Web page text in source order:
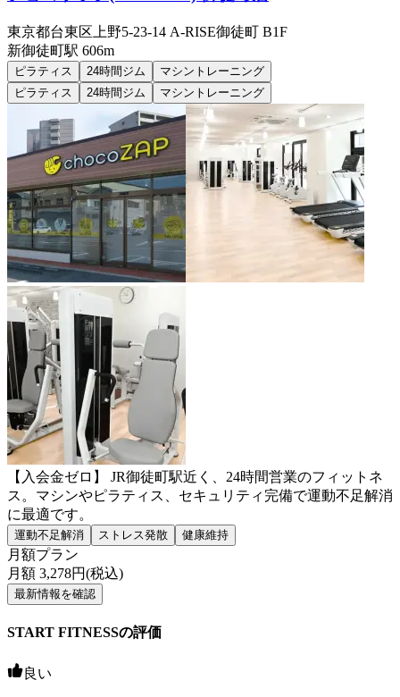
東京都台東区上野5-23-14 A-RISE御徒町 B1F
新御徒町駅 606m
ピラティス 24時間ジム
マシントレーニング
ピラティス
24時間ジム マシントレーニング
【入会金ゼロ】 JR御徒町駅近く、24時間営業のフィットネ
ス。マシンやピラティス、セキュリティ完備で運動不足解消
に最適です。
運動不足解消 ストレス発散 健康維持
月額プラン
月額 3,278円(税込)
最新情報を確認
START FITNESSの評価
良い